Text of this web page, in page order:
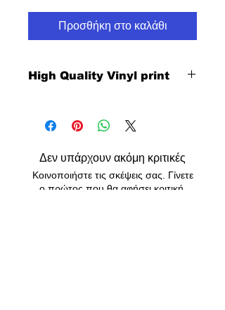
Προσθήκη στο καλάθι
High Quality Vinyl print
Δεν υπάρχουν ακόμη κριτικές
Κοινοποιήστε τις σκέψεις σας. Γίνετε
ο πρώτος που θα αφήσει κριτική.